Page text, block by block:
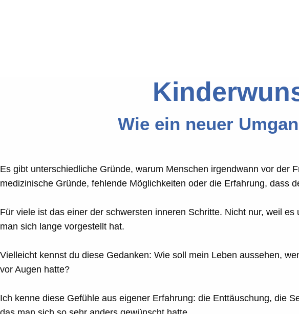
Wie ein neuer
Es gibt unterschiedliche Gründe, warum Menschen irgendwann vor der
medizinische Gründe, fehlende Möglichkeiten oder die Erfahrung, dass
Für viele ist das einer der schwersten inneren Schritte. Nicht nur, weil
man sich lange vorgestellt hat.
Vielleicht kennst du diese Gedanken: Wie soll mein Leben aussehen,
vor Augen hatte?
Ich kenne diese Gefühle aus eigener Erfahrung: die Enttäuschung, die